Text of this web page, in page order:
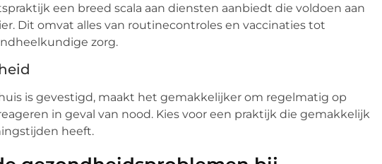
een breed scala aan diensten aanbiedt die voldoen aan
Dit omvat alles van routinecontroles en vaccinaties tot
zorg.
is gevestigd, maakt het gemakkelijker om regelmatig op
in geval van nood. Kies voor een praktijk die gemakkelijk
heeft.